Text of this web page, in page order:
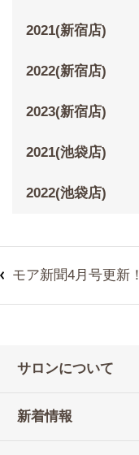
2021(新宿店)
2022(新宿店)
2023(新宿店)
2021(池袋店)
2022(池袋店)
モア新聞4月号更新！
サロンについて
新着情報